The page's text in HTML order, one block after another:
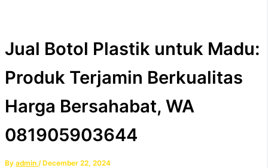
Jual Botol Plastik untuk Madu:
Produk Terjamin Berkualitas
Harga Bersahabat, WA
081905903644
By admin /December 22, 2024